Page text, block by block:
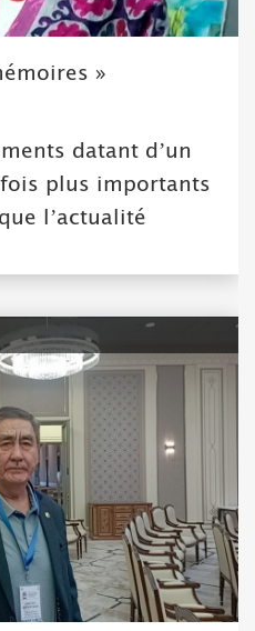
»
datant d’un
plus importants
l’actualité